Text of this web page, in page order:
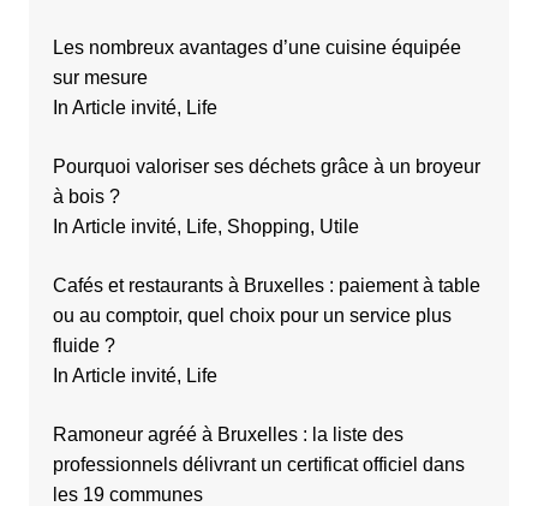
Les nombreux avantages d’une cuisine équipée
sur mesure
In Article invité, Life
Pourquoi valoriser ses déchets grâce à un broyeur
à bois ?
In Article invité, Life, Shopping, Utile
Cafés et restaurants à Bruxelles : paiement à table
ou au comptoir, quel choix pour un service plus
fluide ?
In Article invité, Life
Ramoneur agréé à Bruxelles : la liste des
professionnels délivrant un certificat officiel dans
les 19 communes